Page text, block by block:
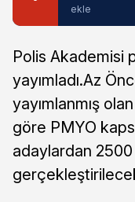
ekle
Polis Akademisi
yayımladı.Az
yayımlanmış
göre PMYO
adaylardan 2500